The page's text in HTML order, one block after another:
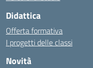
Didattica
Offerta formativa
I progetti delle classi
Novità